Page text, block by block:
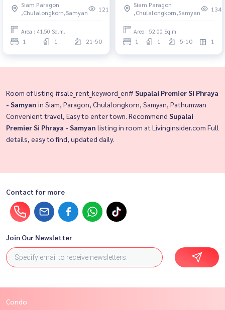
Siam Paragon
,Chulalongkorn,Samyan
121
Area : 41.50 Sq.m.
1 1 21-50
Siam Paragon
,Chulalongkorn,Samyan
134
Area : 52.00 Sq.m.
1 1 5-10 1
Room of listing #sale_rent_keyword_en# Supalai Premier Si Phraya
- Samyan in Siam, Paragon, Chulalongkorn, Samyan, Pathumwan
Convenient travel, Easy to enter town. Recommend Supalai
Premier Si Phraya - Samyan listing in room at Livinginsider.com Full
details, easy to find, updated daily.
Contact for more
Join Our Newsletter
Condo